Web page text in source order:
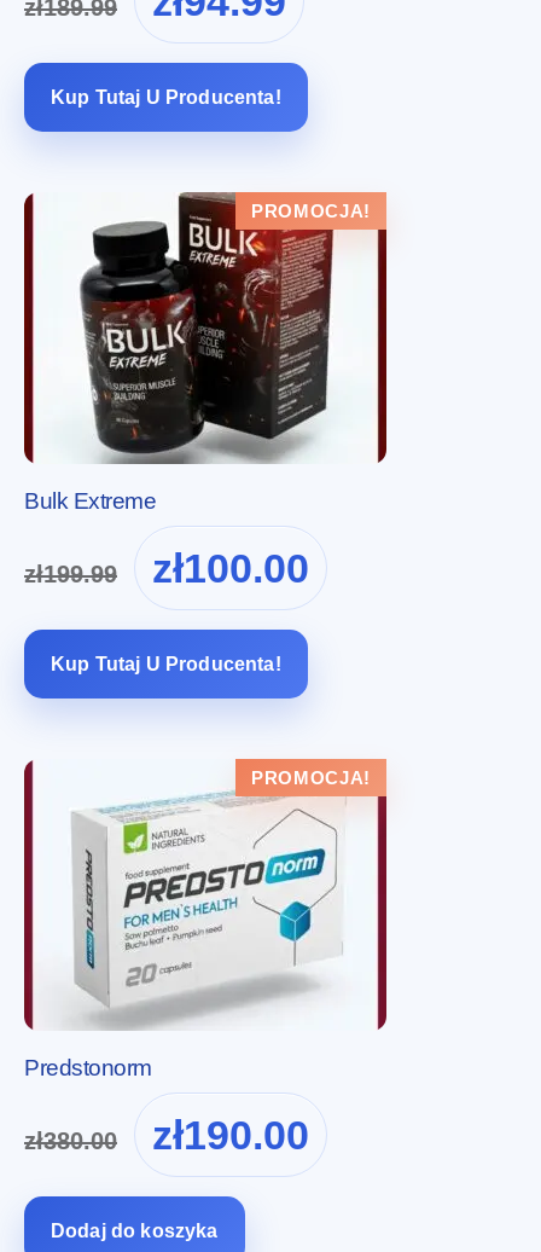
zł189.99
cena
wynosiła:
cena
zł94.99.
Kup Tutaj U Producenta!
PROMOCJA!
Bulk Extreme
zł199.99
Pierwotna
cena
wynosiła:
zł100.00
cena
Kup Tutaj U Producenta!
PROMOCJA!
Predstonorm
zł380.00
Pierwotna
cena
wynosiła:
zł190.00
cena
Dodaj do koszyka